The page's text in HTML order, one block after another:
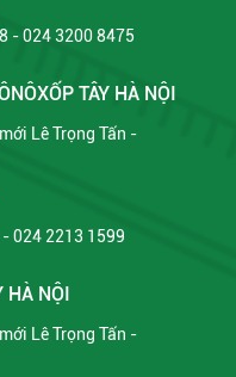
- 024 3200 8475
TÂY HÀ NỘI
Lê Trọng Tấn -
024 2213 1599
HÀ NỘI
Lê Trọng Tấn -